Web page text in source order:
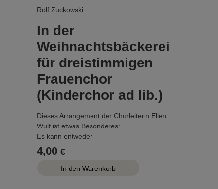
Rolf Zuckowski
In der
Weihnachtsbäckerei
für dreistimmigen
Frauenchor
(Kinderchor ad lib.)
Dieses Arrangement der Chorleiterin Ellen
Wulf ist etwas Besonderes:
Es kann entweder
- von drei Frauenstimmen oder
- von einem Kinderchor im Melodiegesang mit
Erwachsenen in den Harmoniestimmen
4,00 €